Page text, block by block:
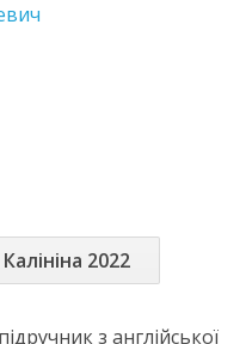
2022
з англійської